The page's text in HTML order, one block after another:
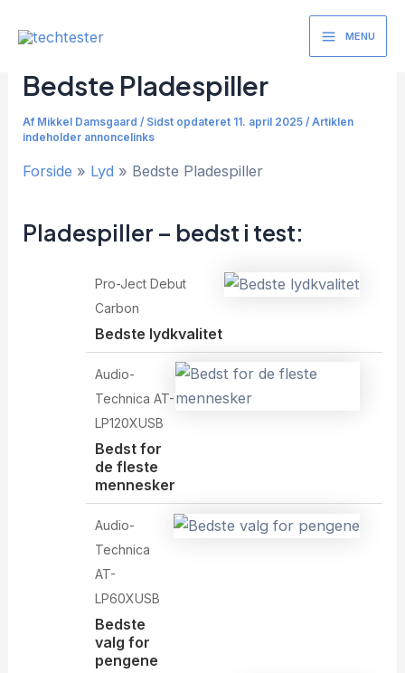
Main
MENU
Bedste Pladespiller
Af Mikkel Damsgaard/ Sidst opdateret 11. april 2025 / Artiklen
indeholder annoncelinks
Forside Lyd Bedste Pladespiller
Pladespiller – bedst i test:
Pro-Ject Debut
Carbon
Bedste lydkvalitet
Audio-
Technica AT-
LP120XUSB
Bedst for
de fleste
mennesker
Audio-
Technica
AT-
LP60XUSB
Bedste
valg for
pengene